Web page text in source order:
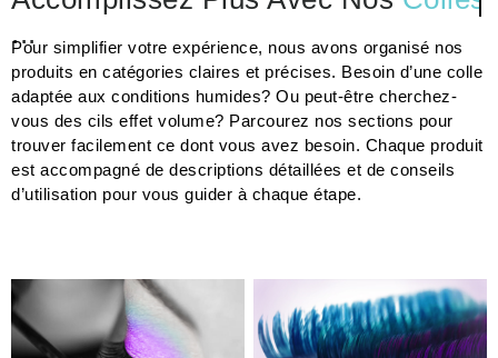
Colles
Pour simplifier votre expérience, nous avons organisé nos
produits en catégories claires et précises. Besoin d’une colle
adaptée aux conditions humides? Ou peut-être cherchez-
vous des cils effet volume? Parcourez nos sections pour
trouver facilement ce dont vous avez besoin. Chaque produit
est accompagné de descriptions détaillées et de conseils
d’utilisation pour vous guider à chaque étape.